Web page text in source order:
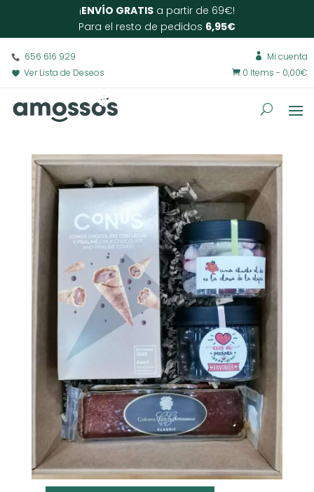
¡ENVÍO GRATIS a partir de 69€!
Para el resto de pedidos 6,95€
656 616 929
Ver Lista de Deseos
 Mi cuenta
 0 Items - 0,00€